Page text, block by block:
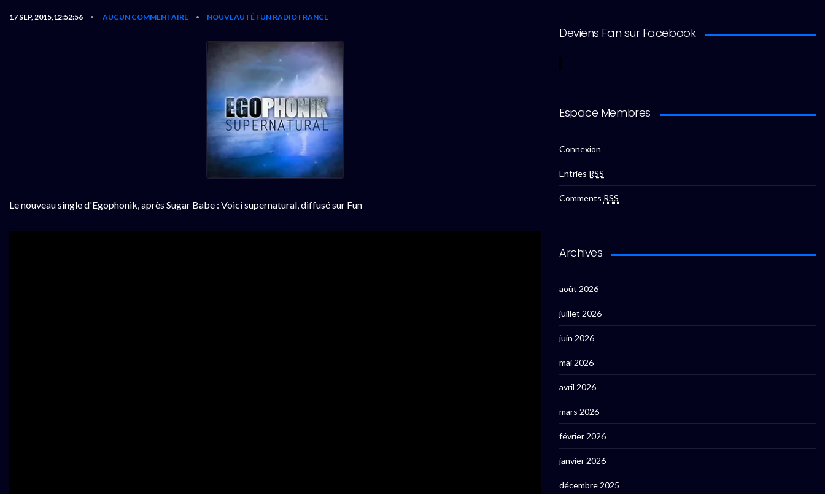
17 SEP, 2015,12:52:56 • AUCUN COMMENTAIRE • NOUVEAUTÉ FUN RADIO FRANCE
Le nouveau single d'Egophonik, après Sugar Babe : Voici supernatural, diffusé sur Fun
Deviens Fan sur Facebook
Espace Membres
Connexion
Entries RSS
Comments RSS
Archives
août 2026
juillet 2026
juin 2026
mai 2026
avril 2026
mars 2026
février 2026
janvier 2026
décembre 2025